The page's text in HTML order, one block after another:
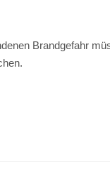
Brandgefahr